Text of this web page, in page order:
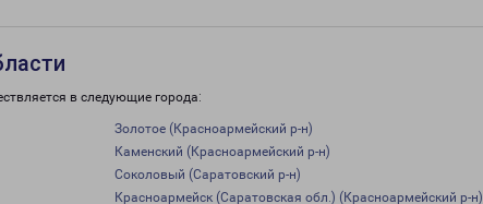
в следующие города:
Золотое (Красноармейский р-н)
Каменский (Красноармейский р-н)
Соколовый (Саратовский р-н)
Красноармейск (Саратовская обл.) (Красноармейский р-н)